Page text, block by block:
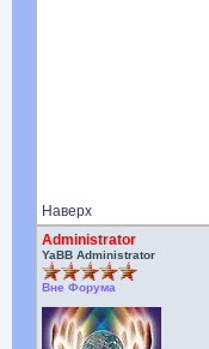
Наверх
Administrator
YaBB Administrator
Вне Форума